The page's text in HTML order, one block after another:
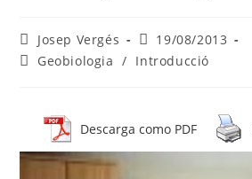
Autor
de
Josep Vergés
Entrada
publicada:
19/08/2013
Categoria
Geobiologia / Introducció
Descarga como PDF